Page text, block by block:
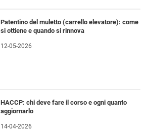
Patentino del muletto (carrello elevatore): come
si ottiene e quando si rinnova
12-05-2026
HACCP: chi deve fare il corso e ogni quanto
aggiornarlo
14-04-2026